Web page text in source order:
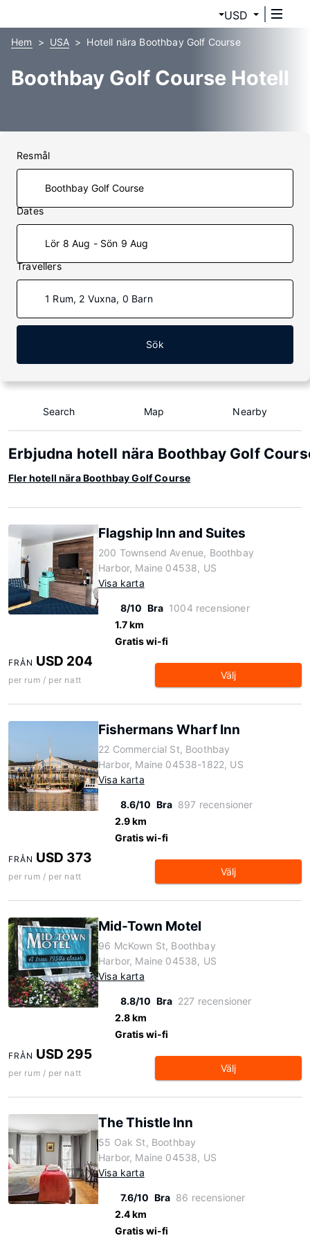
USD
Hem USA Hotell nära Boothbay Golf Course
Boothbay Golf Course Hotell
Resmål
Dates
Lör 8 Aug - Sön 9 Aug
Travellers
1 Rum, 2 Vuxna, 0 Barn
Sök
Search Map Nearby
Erbjudna hotell nära Boothbay Golf
Fler hotell nära Boothbay Golf Course
Flagship Inn and Suites
200 Townsend Avenue, Boothbay
Harbor, Maine 04538, US
Visa karta
8/10 Bra 1004 recensioner
1.7 km
Gratis wi-fi
FRÅN USD 204
per rum / per natt Välj
Fishermans Wharf Inn
22 Commercial St, Boothbay
Harbor, Maine 04538-1822, US
Visa karta
8.6/10 Bra 897 recensioner
2.9 km
Gratis wi-fi
FRÅN USD 373
per rum / per natt Välj
Mid-Town Motel
96 McKown St, Boothbay
Harbor, Maine 04538, US
Visa karta
8.8/10 Bra 227 recensioner
2.8 km
Gratis wi-fi
FRÅN USD 295
per rum / per natt Välj
The Thistle Inn
55 Oak St, Boothbay
Harbor, Maine 04538, US
Visa karta
7.6/10 Bra 86 recensioner
2.4 km
Gratis wi-fi